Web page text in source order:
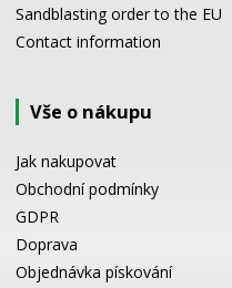
Sandblasting order to the EU
Contact information
Vše o nákupu
Jak nakupovat
Obchodní podmínky
GDPR
Doprava
Objednávka pískování